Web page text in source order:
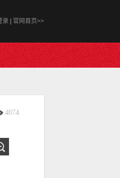
录 官网首页>>
4074